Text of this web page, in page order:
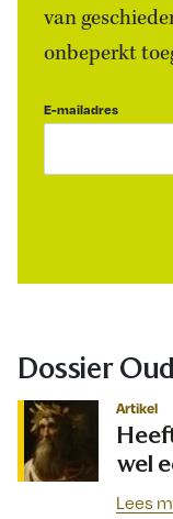
van
onbeperkt
E-mailadres
Dossier
Artikel
wel
Lees